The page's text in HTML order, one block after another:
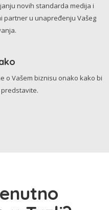
novih standarda medija i
partner u unapređenju Vašeg
o Vašem biznisu onako kako bi